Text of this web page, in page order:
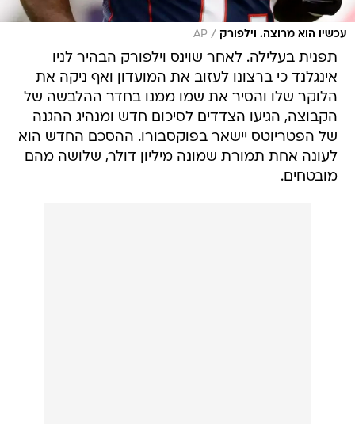
עכשיו הוא מרוצה. וילפורק /
AP
תפנית בעלילה. לאחר שוינס וילפורק הבהיר לניו
אינגלנד כי ברצונו לעזוב את המועדון ואף ניקה את
הלוקר שלו והסיר את שמו ממנו בחדר ההלבשה של
הקבוצה, הגיעו הצדדים לסיכום חדש ומנהיג ההגנה
של הפטריוטס יישאר בפוקסבורו. ההסכם החדש הוא
לעונה אחת תמורת שמונה מיליון דולר, שלושה מהם
מובטחים.